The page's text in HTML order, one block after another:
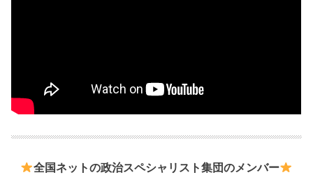
全国ネットの政治スペシャリスト集団のメンバー